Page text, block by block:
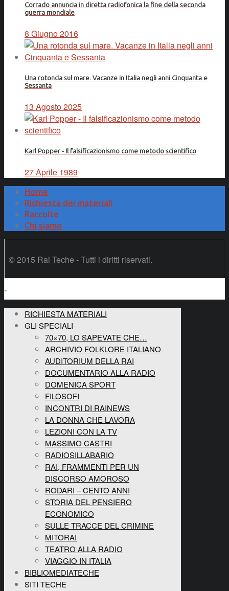
Corrado annuncia in diretta radiofonica la fine della seconda
guerra mondiale
8 Giugno 2016
Una rotonda sul mare. Vacanze in Italia negli anni Cinquanta e
Sessanta
13 Agosto 2025
Karl Popper - Il falsificazionismo come metodo scientifico
27 Aprile 1989
Home
Richiesta dei materiali
Raccolte
Chi siamo
© 2015 Rai Teche - Tutti i diritti riservati.
RICHIESTA MATERIALI
GLI SPECIALI
70×70, LO SAPEVATE CHE…
ARCHIVIO FOLKLORE ITALIANO
AUDITORIUM DELLA RAI
DOCUMENTARIO ALLA RADIO
DOMENICA SPORT
FILOSOFI
INCONTRI DI RAINEWS
LA DONNA CHE LAVORA
LEZIONI CON LA TV
MASSIMO CASTRI
RADIOSILLABARIO
RAI, FRAMMENTI PER UN
DISCORSO AMOROSO
RODARI – CENTO ANNI
STORIA DEL PENSIERO
ECONOMICO
SULLE TRACCE DEL CRIMINE
MITORAI
TEATRO ALLA RADIO
VIAGGIO IN ITALIA
BIBLIOMEDIATECHE
SITI TECHE